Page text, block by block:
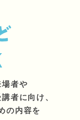
者や
者に向け、
の内容を